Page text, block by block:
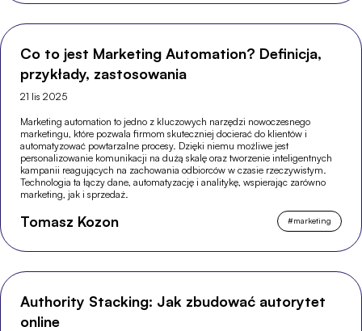
Co to jest Marketing Automation? Definicja,
przykłady, zastosowania
21 lis 2025
Marketing automation to jedno z kluczowych narzędzi nowoczesnego
marketingu, które pozwala firmom skuteczniej docierać do klientów i
automatyzować powtarzalne procesy. Dzięki niemu możliwe jest
personalizowanie komunikacji na dużą skalę oraz tworzenie inteligentnych
kampanii reagujących na zachowania odbiorców w czasie rzeczywistym.
Technologia ta łączy dane, automatyzację i analitykę, wspierając zarówno
marketing, jak i sprzedaż.
Tomasz Kozon #marketing
Authority Stacking: Jak zbudować autorytet
online